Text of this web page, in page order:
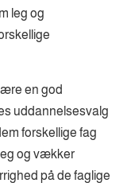
leg og
en god
uddannelsesvalg
forskellige fag
og vækker
på de faglige